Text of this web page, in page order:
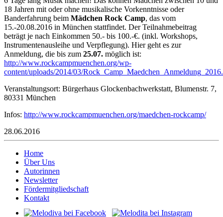
18 Jahren mit oder ohne musikalische Vorkenntnisse oder
Banderfahrung beim Mädchen Rock Camp, das vom
15.-20.08.2016 in München stattfindet. Der Teilnahmebeitrag
beträgt je nach Einkommen 50.- bis 100.-€. (inkl. Workshops,
Instrumentenausleihe und Verpflegung). Hier geht es zur
Anmeldung, die bis zum 25.07. möglich ist:
http://www.rockcampmuenchen.org/wp-
content/uploads/2014/03/
Veranstaltungsort: Bürgerhaus Glockenbachwerkstatt, Blumenstr. 7,
80331 München
Infos: http://www.rockcampmuenchen.org/maedchen-rockcamp/
28.06.2016
Home
Über Uns
Autorinnen
Newsletter
Fördermitgliedschaft
Kontakt